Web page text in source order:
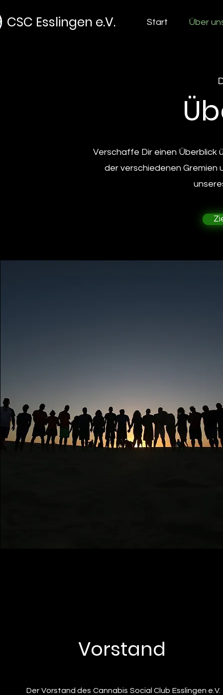
CSC Esslingen e.V. Start Über
Verschaffe Dir einen Überblick
der verschiedenen Gremien
Vorstand
Der Vorstand des Cannabis Social Club Esslingen e.V.